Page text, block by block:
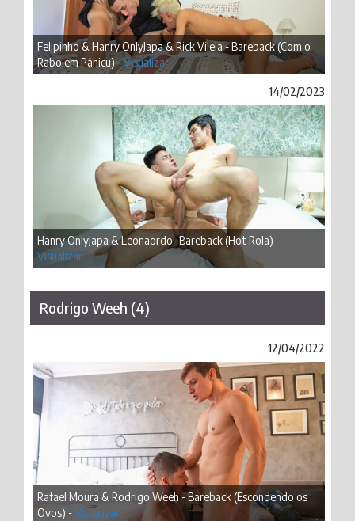
Felipinho & Hanry OnlyJapa & Rick Vilela - Bareback (Com o
Rabo em Pânicu) -Visualizar
14/02/2023
Hanry OnlyJapa & Leonaordo- Bareback (Hot Rola) -
Visualizar
Rodrigo Weeh (4)
12/04/2022
Rafael Moura & Rodrigo Weeh - Bareback (Escondendo os
Ovos) -Visualizar